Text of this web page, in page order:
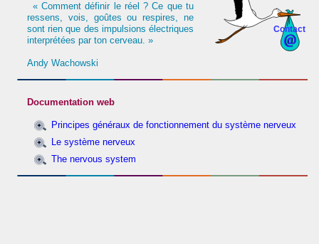
Contact
« Comment définir le réel ? Ce que tu
ressens, vois, goûtes ou respires, ne
sont rien que des impulsions électriques
interprétées par ton cerveau. »
Andy Wachowski
Documentation web
Principes généraux de fonctionnement du système nerveux
Le système nerveux
The nervous system